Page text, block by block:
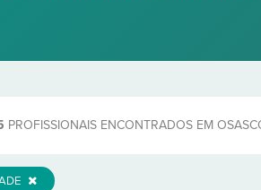
PROFISSIONAIS ENCONTRADOS EM